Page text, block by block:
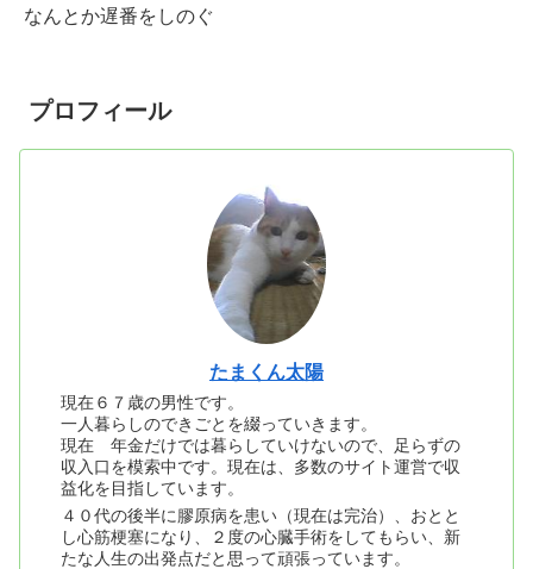
なんとか遅番をしのぐ
プロフィール
たまくん太陽
現在６７歳の男性です。
一人暮らしのできごとを綴っていきます。
現在 年金だけでは暮らしていけないので、足らずの
収入口を模索中です。現在は、多数のサイト運営で収
益化を目指しています。
４０代の後半に膠原病を患い（現在は完治）、おとと
し心筋梗塞になり、２度の心臓手術をしてもらい、新
たな人生の出発点だと思って頑張っています。